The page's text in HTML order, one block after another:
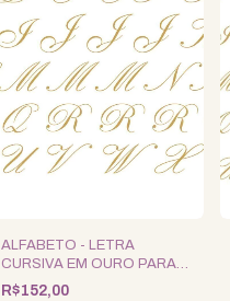
ALFABETO - LETRA
CURSIVA EM OURO PARA
PORCELANA - GRANDE
R$152,00